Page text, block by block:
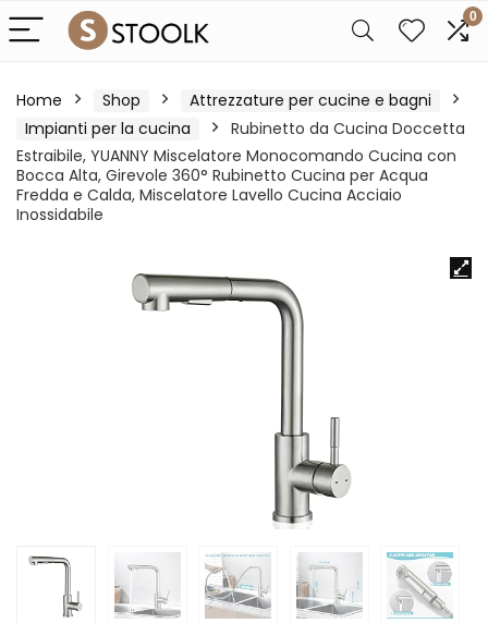
0
Home Shop
Attrezzature per cucine e bagni
Impianti per la cucina
Rubinetto da Cucina Doccetta
Estraibile, YUANNY Miscelatore Monocomando Cucina con
Bocca Alta, Girevole 360° Rubinetto Cucina per Acqua
Fredda e Calda, Miscelatore Lavello Cucina Acciaio
Inossidabile